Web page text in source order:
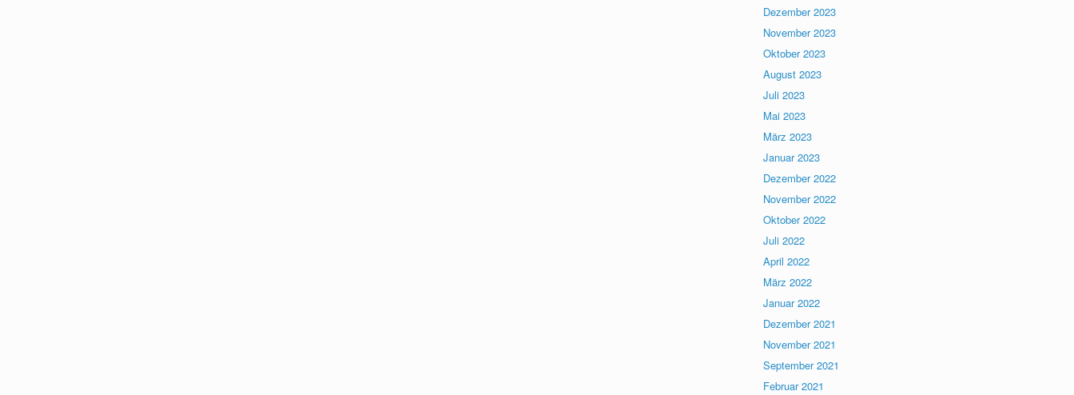
Dezember 2023
November 2023
Oktober 2023
August 2023
Juli 2023
Mai 2023
März 2023
Januar 2023
Dezember 2022
November 2022
Oktober 2022
Juli 2022
April 2022
März 2022
Januar 2022
Dezember 2021
November 2021
September 2021
Februar 2021